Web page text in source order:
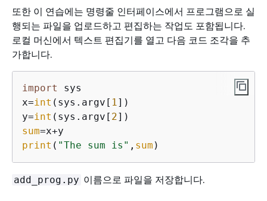
또한 이 연습에는 명령줄 인터페이스에서 프로그램으로 실
행되는 파일을 업로드하고 편집하는 작업도 포함됩니다.
로컬 머신에서 텍스트 편집기를 열고 다음 코드 조각을 추
가합니다.
import
sys
x=int (sys.argv[ 1 ])
y=int (sys.argv[ 2
sum
print ( "The sum is" , sum )
add_prog.py 이름으로 파일을 저장합니다.